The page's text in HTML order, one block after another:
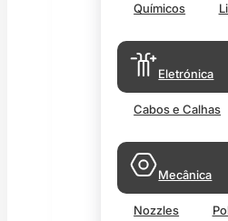
Químicos
Eletrónica
Cabos e Calhas
Mecânica
Nozzles